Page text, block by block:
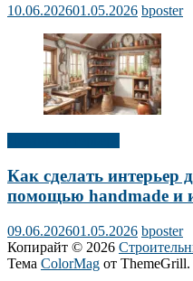
10.06.202601.05.2026 bposter
Как сделать интерьер
помощью handmade и
09.06.202601.05.2026 bposter
Копирайт © 2026
Тема ColorMag от